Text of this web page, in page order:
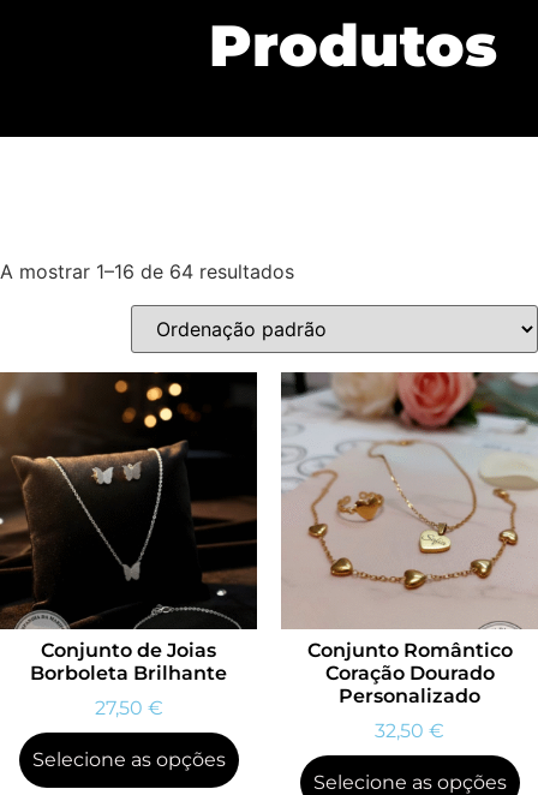
Produtos
A mostrar 1–16 de 64 resultados
Conjunto de Joias
Borboleta Brilhante
27,50 €
Selecione as opções
Conjunto Romântico
Coração Dourado
Personalizado
32,50 €
Selecione as opções